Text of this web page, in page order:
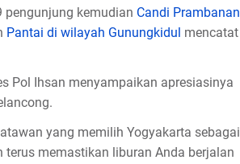
kemudian Candi Prambanan
Pantai di wilayah Gunungkidul mencatat
Pol Ihsan menyampaikan apresiasinya
yang memilih Yogyakarta sebagai
memastikan liburan Anda berjalan